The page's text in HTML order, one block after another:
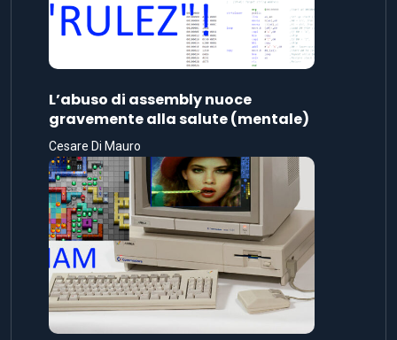
Amiga in modalità HAM: gioia per gli
occhi, ma per pochi giochi
Cesare Di Mauro